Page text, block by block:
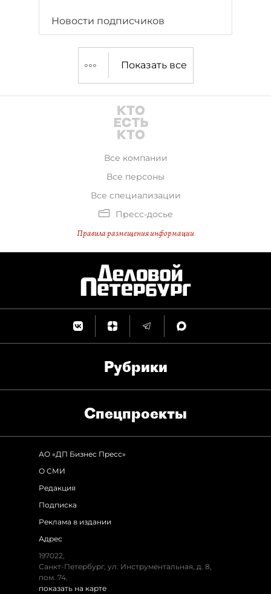
Новости подписчиков
Показать все
Все компании
Все персоны
Все специализации
Пресс-досье
Правила размещения информации
Рубрики
Спец­проекты
АО «ДП Бизнес Пресс»
О СМИ
Редакция
Подписка
Реклама в издании
Адрес
197022,
Санкт-Петербург, ул. Инструментальная, д. 8,
пом. 74.
показать на карте